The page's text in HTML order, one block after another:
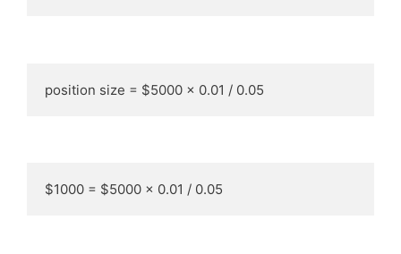
position size = $5000 x 0.01 / 0.05
$1000 = $5000 x 0.01 / 0.05